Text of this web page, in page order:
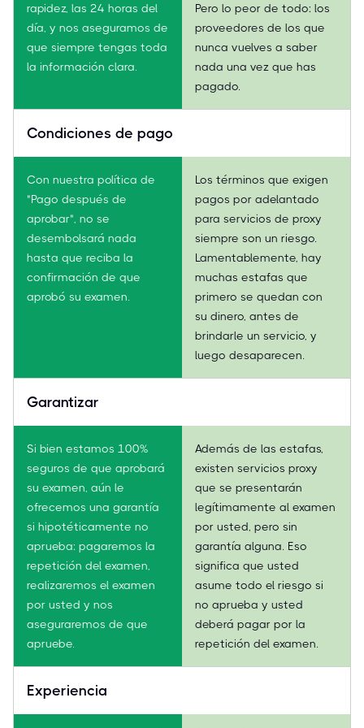
rapidez, las 24 horas del
día, y nos aseguramos de
que siempre tengas toda
la información clara.
Pero lo peor de todo: los
proveedores de los que
nunca vuelves a saber
nada una vez que has
pagado.
Condiciones de pago
Con nuestra política de
"Pago después de
aprobar", no se
desembolsará nada
hasta que reciba la
confirmación de que
aprobó su examen.
Los términos que exigen
pagos por adelantado
para servicios de proxy
siempre son un riesgo.
Lamentablemente, hay
muchas estafas que
primero se quedan con
su dinero, antes de
brindarle un servicio, y
luego desaparecen.
Garantizar
Si bien estamos 100%
seguros de que aprobará
su examen, aún le
ofrecemos una garantía
si hipotéticamente no
aprueba: pagaremos la
repetición del examen,
realizaremos el examen
por usted y nos
aseguraremos de que
apruebe.
Además de las estafas,
existen servicios proxy
que se presentarán
legítimamente al examen
por usted, pero sin
garantía alguna. Eso
significa que usted
asume todo el riesgo si
no aprueba y usted
deberá pagar por la
repetición del examen.
Experiencia